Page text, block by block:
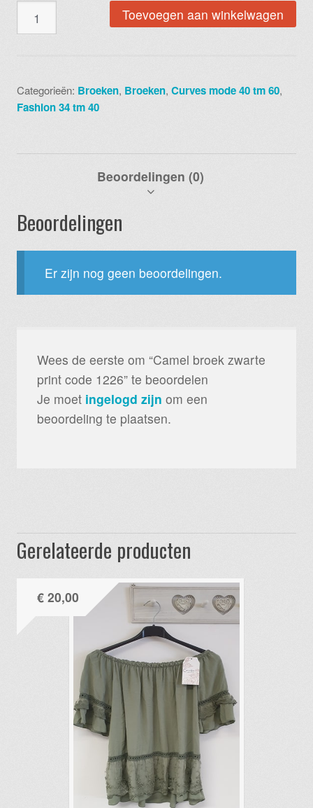
broek
code
1226
Toevoegen aan winkelwagen
Categorieën: Broeken, Broeken,Curves mode 40 tm 60,
Fashion 34 tm 40
Beoordelingen (0)
Beoordelingen
Er zijn nog geen beoordelingen.
Wees de eerste om “Camel broek zwarte
print code 1226” te beoordelen
Je moet ingelogd zijn om een
beoordeling te plaatsen.
Gerelateerde producten
€20,00